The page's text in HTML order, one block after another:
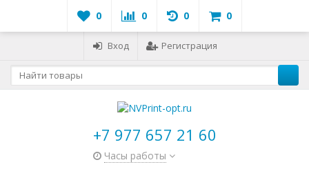
0 0 0 0
Вход Регистрация
+7 977 657 21 60
Часы работы